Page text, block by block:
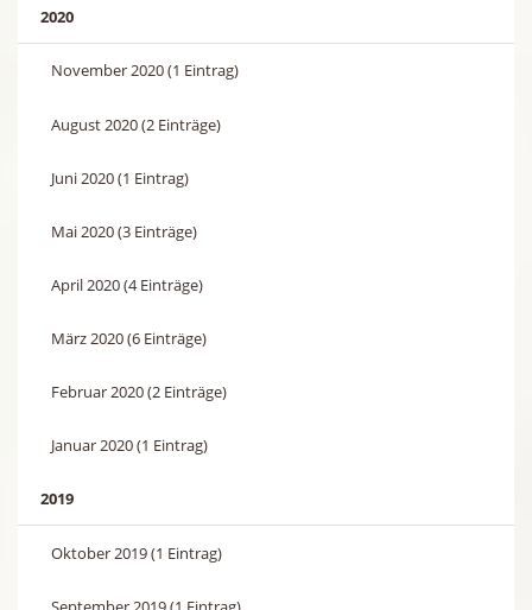
2020
November 2020 (1 Eintrag)
August 2020 (2 Einträge)
Juni 2020 (1 Eintrag)
Mai 2020 (3 Einträge)
April 2020 (4 Einträge)
März 2020 (6 Einträge)
Februar 2020 (2 Einträge)
Januar 2020 (1 Eintrag)
2019
Oktober 2019 (1 Eintrag)